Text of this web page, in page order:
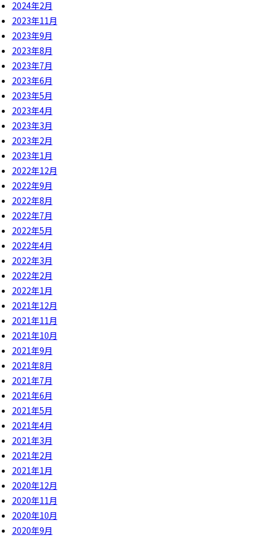
2024年2月
2023年11月
2023年9月
2023年8月
2023年7月
2023年6月
2023年5月
2023年4月
2023年3月
2023年2月
2023年1月
2022年12月
2022年9月
2022年8月
2022年7月
2022年5月
2022年4月
2022年3月
2022年2月
2022年1月
2021年12月
2021年11月
2021年10月
2021年9月
2021年8月
2021年7月
2021年6月
2021年5月
2021年4月
2021年3月
2021年2月
2021年1月
2020年12月
2020年11月
2020年10月
2020年9月